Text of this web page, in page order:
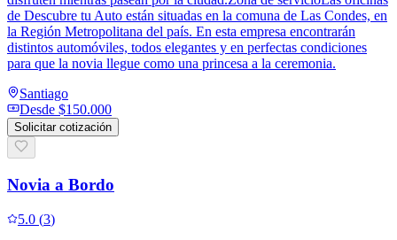
de Descubre tu Auto están situadas en la comuna de Las Condes, en
la Región Metropolitana del país. En esta empresa encontrarán
distintos automóviles, todos elegantes y en perfectas condiciones
para que la novia llegue como una princesa a la ceremonia.
Santiago
Desde $150.000
Solicitar cotización
Novia a Bordo
5.0 (3)